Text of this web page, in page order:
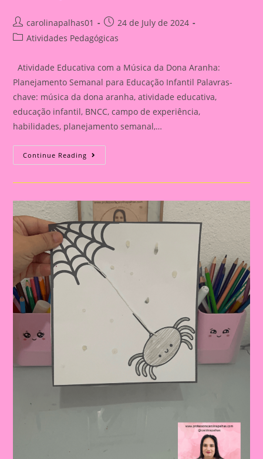
Post
author:
carolinapalhas01
Post
published:
24 de July de 2024
PostAtividades Pedagógicas
Atividade Educativa com a Música da Dona Aranha:
Planejamento Semanal para Educação Infantil Palavras-
chave: música da dona aranha, atividade educativa,
educação infantil, BNCC, campo de experiência,
habilidades, planejamento semanal,…
Continue Reading Atividade
Educativa
Dona
Aranha:
Planejamento
Semanal
Para
Educação
Infantil